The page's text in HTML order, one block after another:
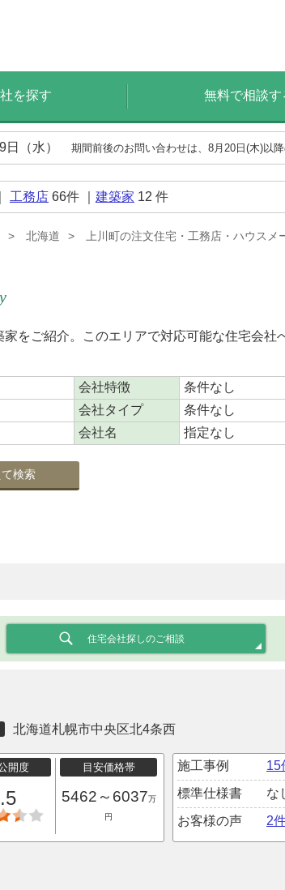
を探す 無料で相談す
日（水） 期間前後のお問い合わせは、8月20日(木)以
工務店 66件 ｜ 建築家 12 件
北海道 上川町の注文住宅・工務店・ハウスメ
をご紹介。このエリアで対応可能な住宅会社
会社特徴
条件なし
会社タイプ
条件なし
会社名 指定なし
検索
住宅会社探しのご相談
北海道札幌市中央区北4条西
開度 目安価格帯
5462～6037万
円
施工事例
15
標準仕様書
な
お客様の声
2